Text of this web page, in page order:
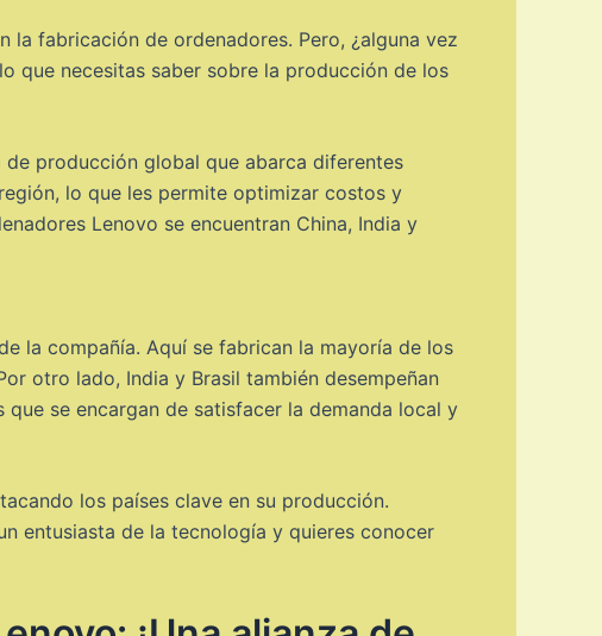
la fabricación de ordenadores. Pero, ¿alguna vez
que necesitas saber sobre la producción de los
producción global que abarca diferentes
lo que les permite optimizar costos y
Lenovo se encuentran China, India y
la compañía. Aquí se fabrican la mayoría de los
otro lado, India y Brasil también desempeñan
se encargan de satisfacer la demanda local y
los países clave en su producción.
entusiasta de la tecnología y quieres conocer